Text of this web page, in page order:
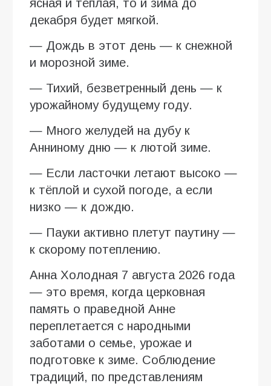
ясная и тёплая, то и зима до
декабря будет мягкой.
— Дождь в этот день — к снежной
и морозной зиме.
— Тихий, безветренный день — к
урожайному будущему году.
— Много желудей на дубу к
Анниному дню — к лютой зиме.
— Если ласточки летают высоко —
к тёплой и сухой погоде, а если
низко — к дождю.
— Пауки активно плетут паутину —
к скорому потеплению.
Анна Холодная 7 августа 2026 года
— это время, когда церковная
память о праведной Анне
переплетается с народными
заботами о семье, урожае и
подготовке к зиме. Соблюдение
традиций, по представлениям